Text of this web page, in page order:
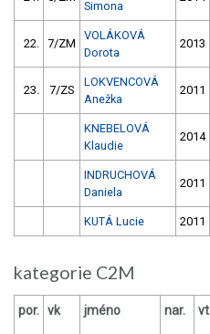
Simona
22. 7/ZM
VOLÁKOVÁ
Dorota
2013
23. 7/ZS
LOKVENCOVÁ
Anežka
2011
KNEBELOVÁ
Klaudie
2014
INDRUCHOVÁ
Daniela
2011
KUTÁ Lucie 2011
kategorie C2M
por. vk jméno nar. vt